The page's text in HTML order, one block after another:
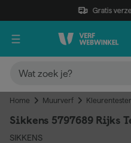
Gratis
Home Muurverf
Sikkens 5797689 Rijks
SIKKENS